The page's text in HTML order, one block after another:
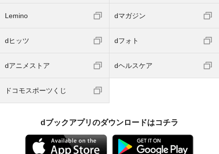
Lemino dマガジン
dヒッツ dフォト
dアニメストア dヘルスケア
ドコモスポーツくじ
dブックアプリのダウンロードはコチラ